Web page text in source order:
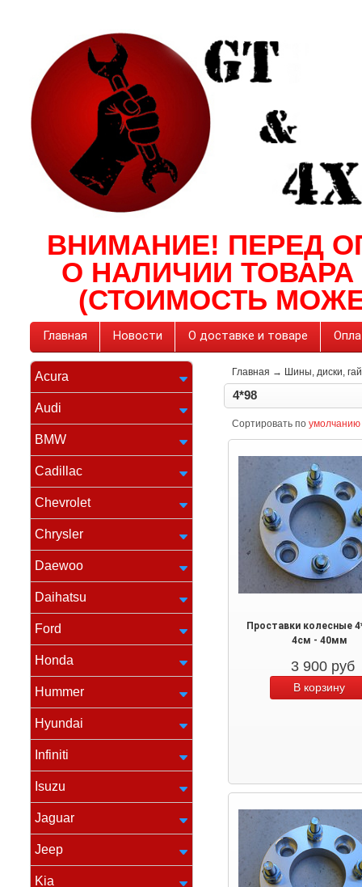
ВНИМАНИЕ! ПЕРЕД
О НАЛИЧИИ
(СТОИМОСТЬ
Главная Новости О доставке и товаре
Acura
Audi
BMW
Cadillac
Chevrolet
Chrysler
Daewoo
Daihatsu
Ford
Honda
Hummer
Hyundai
Infiniti
Isuzu
Jaguar
Jeep
Kia
Главная → Шины, диски,
4*98
Сортировать по умолчанию
Проставки колесные
4см - 40мм
3 900 руб